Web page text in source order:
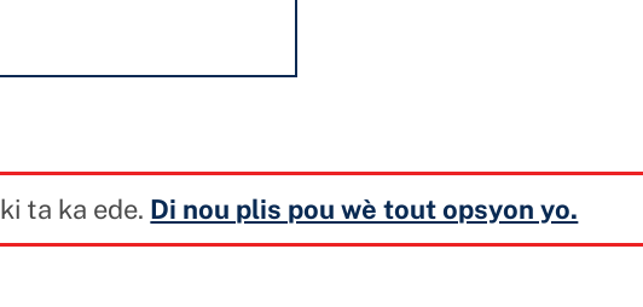
ta ka ede. Di nou plis pou wè tout opsyon yo.